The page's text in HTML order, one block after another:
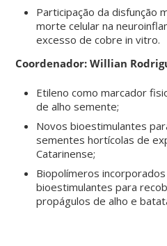
Participação da disfunção
morte celular na
excesso de cobre in vitro.
Coordenador: Willian
Etileno como marcador
de alho semente;
Novos bioestimulantes
sementes hortícolas de
Catarinense;
Biopolímeros
bioestimulantes para
propágulos de alho e